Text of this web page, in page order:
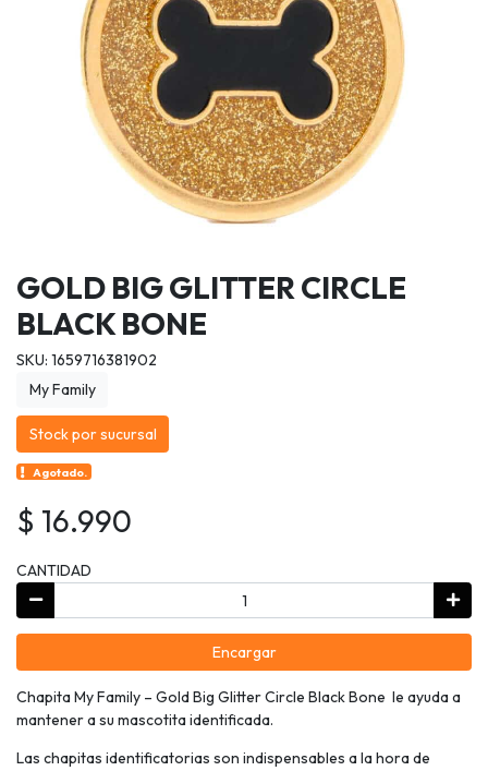
GOLD BIG GLITTER CIRCLE
BLACK BONE
SKU: 1659716381902
My Family
Stock por sucursal
Agotado.
$ 16.990
CANTIDAD
Encargar
Chapita My Family – Gold Big Glitter Circle Black Bone le ayuda a
mantener a su mascotita identificada.
Las chapitas identificatorias son indispensables a la hora de